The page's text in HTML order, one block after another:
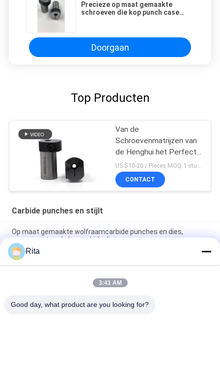
Precieze op maat gemaakte
schroeven die kop punch case
Doorgaan
Top Producten
Van de
Schroevenmatrijzen van
de Henghui het Perfecte
Precisie van de de
Kopbalstempel Geval van
de het Geval Tweede
US $10-20 / Pieces MOQ:1 stuk/stuk
CONTACT
Carbide punches en stijlt
Op maat gemaakte wolfraamcarbide punches en dies,
gesegmenteerde hexcarbide dies.
Gesegmenteerde hexcarbide punches en dies met YG20C
VA80 CD-750 H13 materiaal
Koudvormschroefvormmatrijs wolfraamcarbide ponsen en
Rita
3:41 AM
Good day, what product are you looking for?